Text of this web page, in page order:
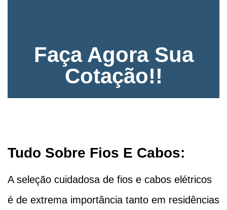
Faça Agora Sua
Cotação!!
Tudo Sobre Fios E Cabos:
A seleção cuidadosa de fios e cabos elétricos
é de extrema importância tanto em residências